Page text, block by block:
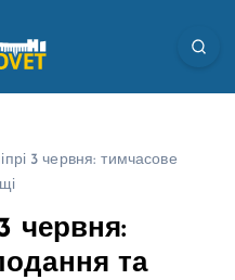
3 червня: тимчасове
червня:
та